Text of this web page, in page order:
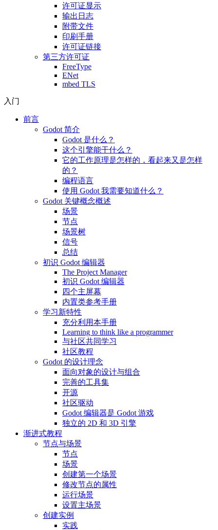
许可证显示
输出日志
附带文件
印刷手册
许可证链接
第三方许可证
FreeType
ENet
mbed TLS
入门
前言
Godot 简介
Godot 是什么？
这个引擎能干什么？
它的工作原理是怎样的，看起来又是怎样
的？
编程语言
使用 Godot 我需要知道什么？
Godot 关键概念概述
场景
节点
场景树
信号
总结
初识 Godot 编辑器
The Project Manager
初识 Godot 编辑器
四个主屏幕
内置类参考手册
学习新特性
充分利用本手册
Learning to think like a programmer
与社区共同学习
社区教程
Godot 的设计理念
面向对象的设计与组合
完善的工具集
开源
社区驱动
Godot 编辑器是 Godot 游戏
独立的 2D 和 3D 引擎
渐进式教程
节点与场景
节点
场景
创建第一个场景
修改节点的属性
运行场景
设置主场景
创建实例
实践